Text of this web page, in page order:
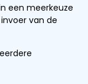
een meerkeuze
van de